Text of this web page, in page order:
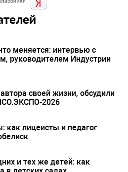
меняется: интервью с
руководителем Индустрии
своей жизни, обсудили
2026
как лицеисты и педагог
и тех же детей: как